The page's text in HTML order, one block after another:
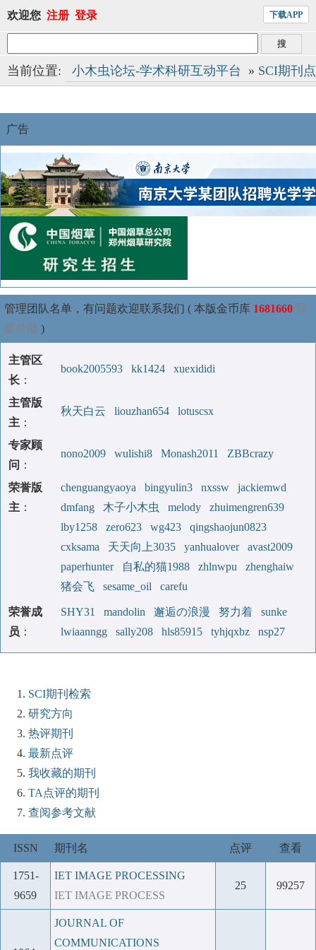
欢迎您 注册 登录 下载APP
当前位置: 小木虫论坛-学术科研互动平台 » SCI期刊
广告
管理团队名单，有问题欢迎联系我们 ( 本版金币库 1681660 我
要赞助 )
主管区
长 ：
book2005593 kk1424 xuexididi
主管版
主 ：
秋天白云 liouzhan654 lotuscsx
专家顾
问 ：
nono2009 wulishi8 Monash2011 ZBBcrazy
荣誉版
主 ：
chenguangyaoya bingyulin3 nxssw
jackiemwd
dmfang
木子小木虫 melody
zhuimengren639
lby1258
zero623 wg423
qingshaojun0823
cxksama
天天向上3035 yanhualover
avast2009
paperhunter
自私的猫1988 zhlnwpu
zhenghaiw
猪会飞
sesame_oil carefu
荣誉成
员 ：
SHY31 mandolin 邂逅の浪漫 努力着
sunke
lwiaanngg
sally208 hls85915 tyhjqxbz nsp27
SCI期刊检索
研究方向
热评期刊
最新点评
我收藏的期刊
TA点评的期刊
查阅参考文献
ISSN 期刊名 点评 查看
1751-
9659
IET IMAGE PROCESSING
IET IMAGE PROCESS
25 99257
JOURNAL OF
COMMUNICATIONS